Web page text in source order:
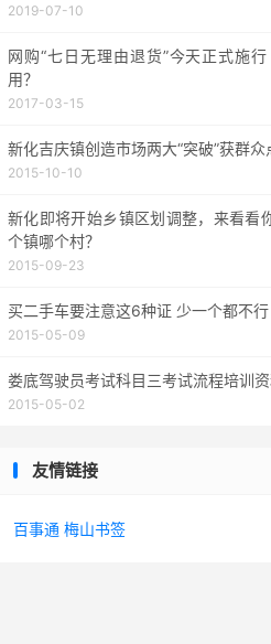
2019-07-10
网购“七日无理由退货”今天正式施
用？
2017-03-15
新化吉庆镇创造市场两大“突破”获群众
2015-10-10
新化即将开始乡镇区划调整，来看看
个镇哪个村？
2015-09-23
买二手车要注意这6种证 少一个都不行
2015-05-09
娄底驾驶员考试科目三考试流程培训
2015-05-02
友情链接
百事通 梅山书签